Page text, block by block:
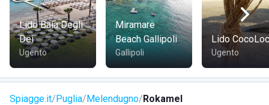
Lido Baia Degli
Dei
Ugento
Miramare
Beach Gallipoli
Gallipoli
Lido
Ugento
Spiagge.it Puglia Melendugno Rokamel